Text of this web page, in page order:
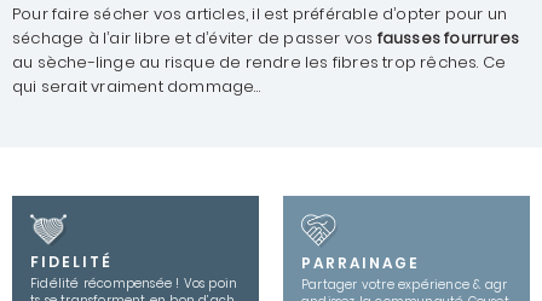
Pour faire sécher vos articles, il est préférable d’opter pour un
séchage à l’air libre et d’éviter de passer vos fausses fourrures
au sèche-linge au risque de rendre les fibres trop rêches. Ce
qui serait vraiment dommage…
FIDELITÉ
Fidélité récompensée ! Vos poin
PARRAINAGE
Partager votre expérience & agr